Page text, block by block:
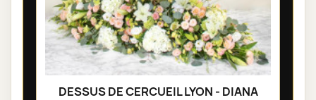
DESSUS DE CERCUEIL LYON - DIANA